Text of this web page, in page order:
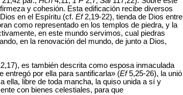
y cohesión. Esta edificación recibe diversos
en el Espíritu (cf. Ef2,19-22), tienda de Dios entre
como representado en los templos de piedra, y la
en este mundo servimos, cual piedras
en la renovación del mundo, de junto a Dios,
es también descrita como esposa inmaculada
entregó por ella para santificarla» (Ef5,25-26), la unió
ella, libre de toda mancha, la quiso unida a sí y
con bienes celestiales, para que